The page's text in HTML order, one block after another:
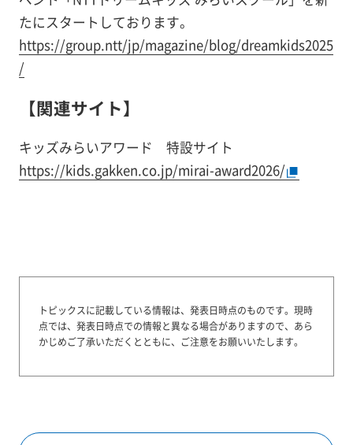
たにスタートしております。
https://group.ntt/jp/magazine/blog/dreamkids2025
/
【関連サイト】
キッズみらいアワード 特設サイト
https://kids.gakken.co.jp/mirai-award2026/
トピックスに記載している情報は、発表日時点のものです。 現時
点では、発表日時点での情報と異なる場合がありますので、あら
かじめご了承いただくとともに、ご注意をお願いいたします。